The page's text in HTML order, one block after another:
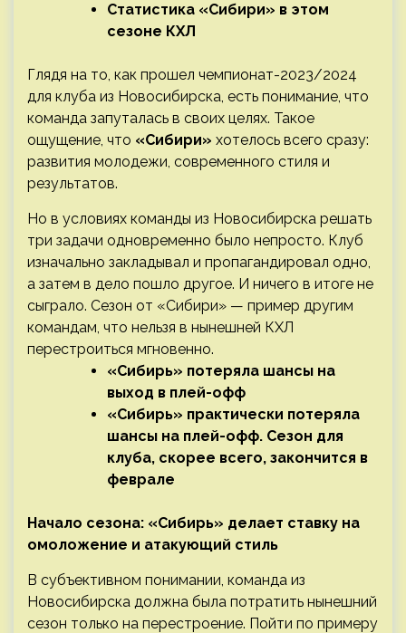
Статистика «Сибири» в этом
сезоне КХЛ
Глядя на то, как прошел чемпионат-2023/2024
для клуба из Новосибирска, есть понимание, что
команда запуталась в своих целях. Такое
ощущение, что «Сибири» хотелось всего сразу:
развития молодежи, современного стиля и
результатов.
Но в условиях команды из Новосибирска решать
три задачи одновременно было непросто. Клуб
изначально закладывал и пропагандировал одно,
а затем в дело пошло другое. И ничего в итоге не
сыграло. Сезон от «Сибири» — пример другим
командам, что нельзя в нынешней КХЛ
перестроиться мгновенно.
«Сибирь» потеряла шансы на
выход в плей-офф
«Сибирь» практически потеряла
шансы на плей-офф. Сезон для
клуба, скорее всего, закончится в
феврале
Начало сезона: «Сибирь» делает ставку на
омоложение и атакующий стиль
В субъективном понимании, команда из
Новосибирска должна была потратить нынешний
сезон только на перестроение. Пойти по примеру